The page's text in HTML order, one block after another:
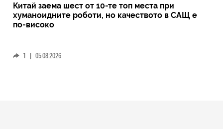
Китай заема шест от 10-те топ места при
хуманоидните роботи, но качеството в САЩ е
по-високо
1 | 05.08.2026